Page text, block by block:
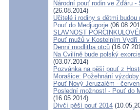
Národní pouť rodin ve Žďáru
(26.08.2014)
Učitelé i rodiny s dětmi
Pouť do Medjugorje
SLAVNOST
Pouť mužů v Kostelním Vydří
Denní modlitba otců
Na Cvilíně bude polský
(03.07.2014)
Pozvánka na pěší pouť z
Morašice: Požehnání
Pouť Nový Jeruzalém -
Poslední možnost! - Pouť do
(16.05.2014)
Dívčí pěší pouť 2014